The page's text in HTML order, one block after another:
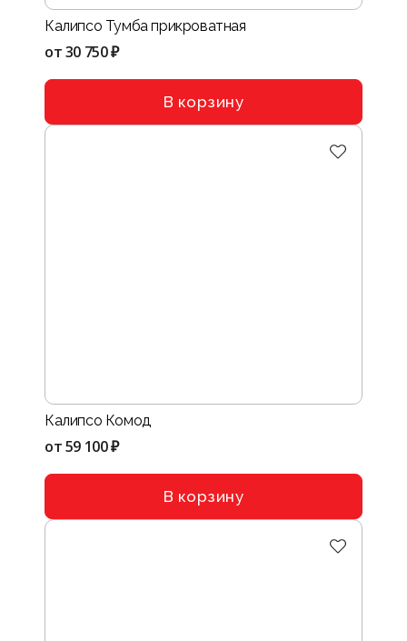
Калипсо Тумба прикроватная
от30 750 ₽
В корзину
Калипсо Комод
от59 100 ₽
В корзину